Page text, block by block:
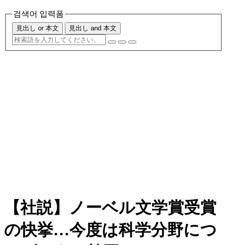
검색어 입력폼
見出し or 本文 見出し and 本文
【社説】ノーベル文学賞受賞
の快挙…今度は科学分野につ